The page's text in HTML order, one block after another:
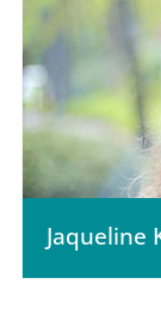
Jaqueline